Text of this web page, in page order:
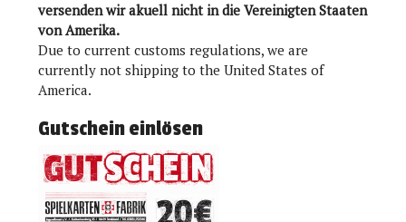
versenden wir akuell nicht in die Vereinigten Staaten
von Amerika.
Due to current customs regulations, we are
currently not shipping to the United States of
America.
Gutschein einlösen